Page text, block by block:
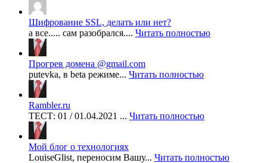
Шифрование SSL, делать или нет?
а все..... сам разобрался.... Читать полностью
Прогрев домена @gmail.com
putevka, в beta режиме... Читать полностью
Rambler.ru
ТЕСТ: 01 / 01.04.2021 ... Читать полностью
Мой блог о технологиях
LouiseGlist, переносим Вашу... Читать полностью